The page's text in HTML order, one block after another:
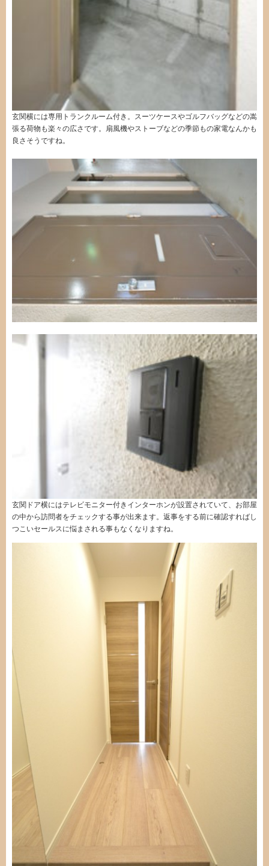
玄関横には専用トランクルーム付き。スーツケースやゴルフバッグなどの嵩
張る荷物も楽々の広さです。扇風機やストーブなどの季節もの家電なんかも
良さそうですね。
玄関ドア横にはテレビモニター付きインターホンが設置されていて、お部屋
の中から訪問者をチェックする事が出来ます。返事をする前に確認すればし
つこいセールスに悩まされる事もなくなりますね。